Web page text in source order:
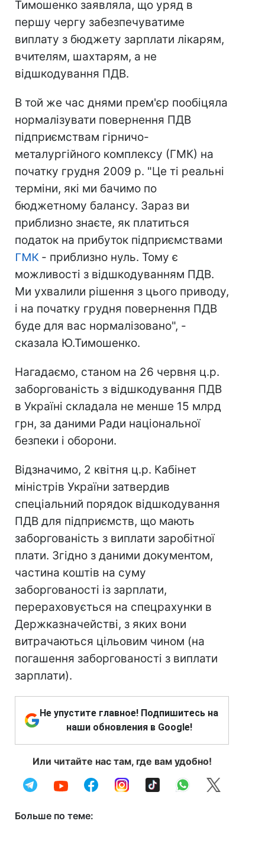
Тимошенко заявляла, що уряд в
першу чергу забезпечуватиме
виплату з бюджету зарплати лікарям,
вчителям, шахтарям, а не
відшкодування ПДВ.
В той же час днями прем'єр пообіцяла
нормалізувати повернення ПДВ
підприємствам гірничо-
металургійного комплексу (ГМК) на
початку грудня 2009 р. "Це ті реальні
терміни, які ми бачимо по
бюджетному балансу. Зараз ви
приблизно знаєте, як платиться
податок на прибуток підприємствами
ГМК- приблизно нуль. Тому є
можливості з відшкодуванням ПДВ.
Ми ухвалили рішення з цього приводу,
і на початку грудня повернення ПДВ
буде для вас нормалізовано", -
сказала Ю.Тимошенко.
Нагадаємо, станом на 26 червня ц.р.
заборгованість з відшкодування ПДВ
в Україні складала не менше 15 млрд
грн, за даними Ради національної
безпеки і оборони.
Відзначимо, 2 квітня ц.р. Кабінет
міністрів України затвердив
спеціальний порядок відшкодування
ПДВ для підприємств, що мають
заборгованість з виплати заробітної
плати. Згідно з даними документом,
частина коштів на суму
заборгованості із зарплати,
перераховується на спецрахунки в
Держказначействі, з яких вони
витрачаються цільовим чином (на
погашення заборгованості з виплати
зарплати).
Не упустите главное! Подпишитесь на
наши обновления в Google!
Или читайте нас там, где вам удобно!
Больше по теме: